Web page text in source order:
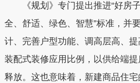
《规划》专门提出推进“好房子
全、舒适、绿色、智慧”标准，并
计、完善户型功能、调高层高、
装配式装修应用比例，以供给端
释放。这也意味着，新建商品住